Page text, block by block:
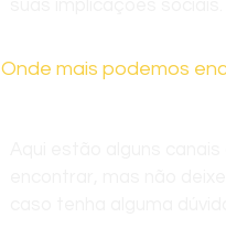
Onde mais podemos